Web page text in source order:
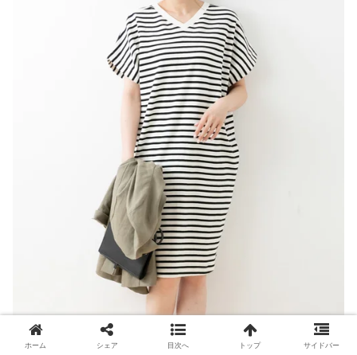
出典：zozo.jp
ホーム シェア 目次へ トップ サイドバー